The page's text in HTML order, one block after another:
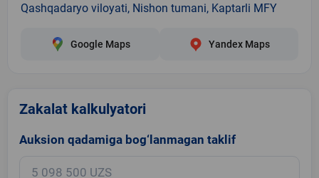
Qashqadaryo viloyati, Nishon tumani, Kaptarli MFY
Google Maps Yandex Maps
Zakalat kalkulyatori
Auksion qadamiga bog‘lanmagan taklif